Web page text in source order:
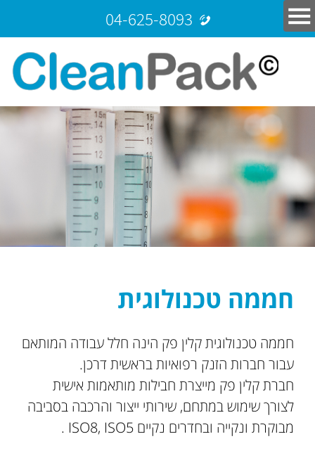
04-625-8093
חממה טכנולוגית
חממה טכנולוגית קלין פק הינה חלל עבודה המותאם
עבור חברות הזנק רפואיות בראשית דרכן.
חברת קלין פק מייצרת חבילות מותאמות אישית
לצורך שימוש במתחם, שירותי ייצור והרכבה בסביבה
מבוקרת ונקייה ובחדרים נקיים ISO8, ISO5 .